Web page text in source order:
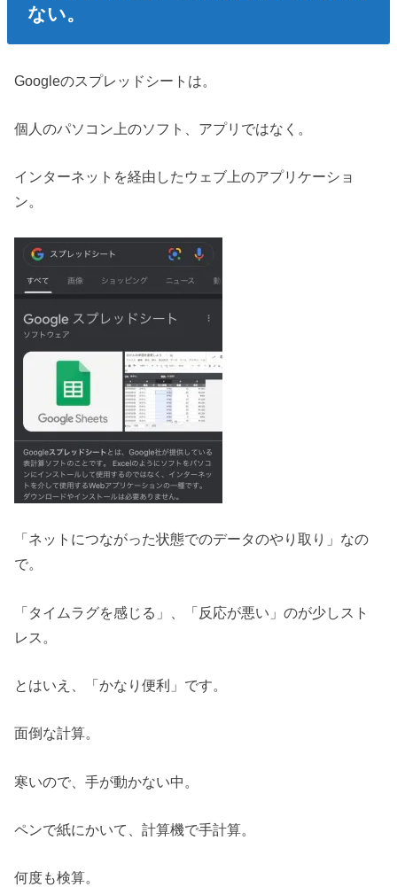
ない。
Googleのスプレッドシートは。
個人のパソコン上のソフト、アプリではなく。
インターネットを経由したウェブ上のアプリケーショ
ン。
「ネットにつながった状態でのデータのやり取り」なの
で。
「タイムラグを感じる」、「反応が悪い」のが少しスト
レス。
とはいえ、「かなり便利」です。
面倒な計算。
寒いので、手が動かない中。
ペンで紙にかいて、計算機で手計算。
何度も検算。